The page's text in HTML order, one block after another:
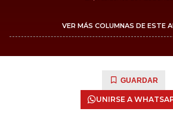
VER MÁS COLUMNAS DE ESTE
GUARDAR
UNIRSE A